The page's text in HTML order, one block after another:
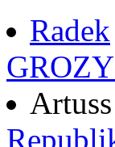
Radek